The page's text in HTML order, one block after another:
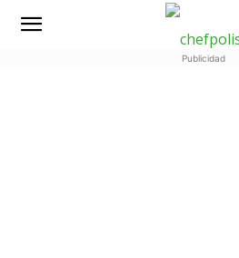
Publicidad